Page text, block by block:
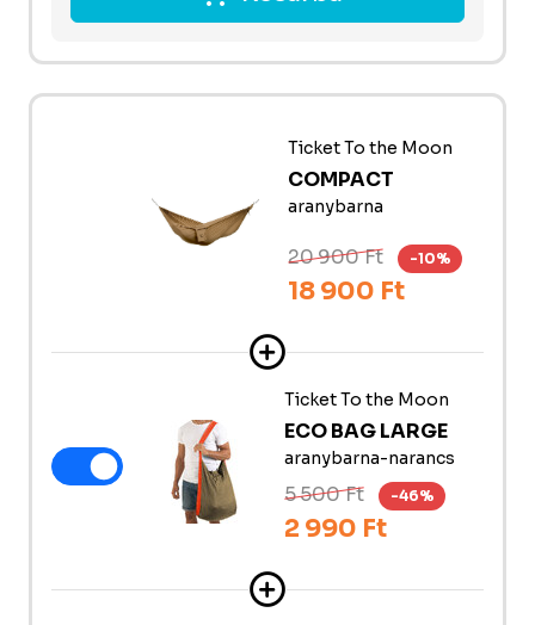
Ticket To the Moon
COMPACT
aranybarna
20 900 Ft -10%
18 900 Ft
Ticket To the Moon
ECO BAG LARGE
aranybarna-narancs
5 500 Ft -46%
2 990 Ft